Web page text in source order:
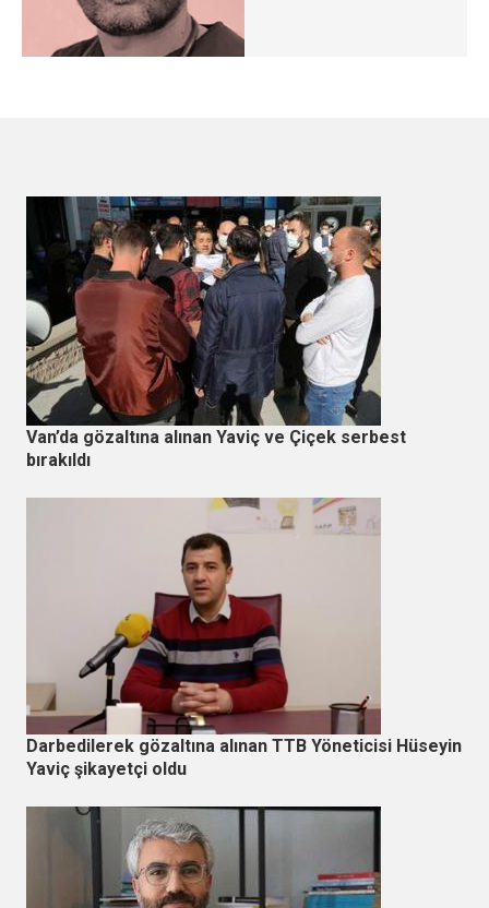
Van’da gözaltına alınan Yaviç ve Çiçek serbest
bırakıldı
Darbedilerek gözaltına alınan TTB Yöneticisi Hüseyin
Yaviç şikayetçi oldu